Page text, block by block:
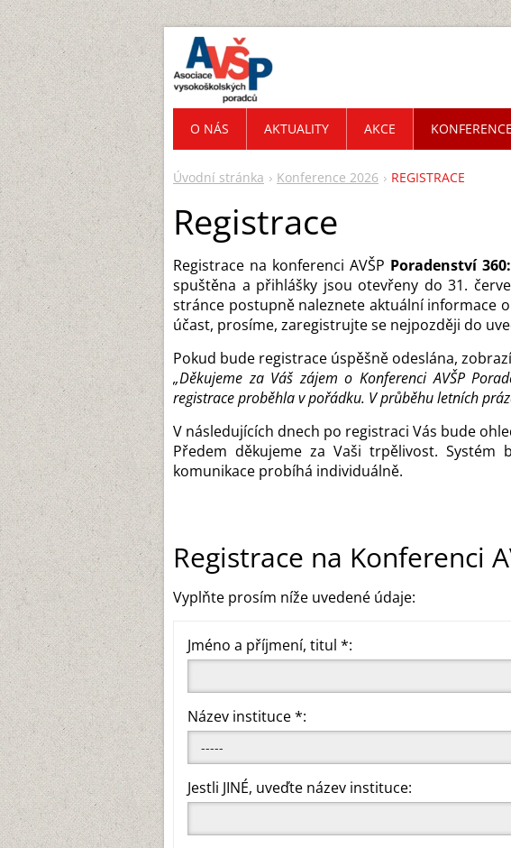
Úvodní stránka Konference 2026 REGISTRACE
Registrace
Registrace na konferenci AVŠP Poradenství
spuštěna a přihlášky jsou otevřeny do 31.
stránce postupně naleznete aktuální informace o
účast, prosíme, zaregistrujte se nejpozději do
Pokud bude registrace úspěšně odeslána,
„Děkujeme za Váš zájem o Konferenci AVŠP
registrace proběhla v pořádku. V průběhu letních
V následujících dnech po registraci Vás bude
Předem děkujeme za Vaši trpělivost. Systém
komunikace probíhá individuálně.
Registrace na Konferenci
Vyplňte prosím níže uvedené údaje:
Jméno a příjmení, titul *:
Název instituce *:
Jestli JINÉ, uveďte název instituce:
O NÁS AKTUALITY AKCE